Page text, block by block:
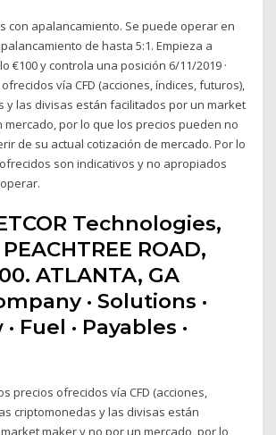
con apalancamiento. Se puede operar en
de hasta 5:1. Empieza a
€100 y controla una posición 6/11/2019 ·
vía CFD (acciones, índices, futuros),
y las divisas están facilitados por un market
mercado, por lo que los precios pueden no
de su actual cotización de mercado. Por lo
son indicativos y no apropiados
Technologies,
ROAD,
ATLANTA, GA
· Solutions ·
Fuel · Payables ·
precios ofrecidos vía CFD (acciones,
criptomonedas y las divisas están